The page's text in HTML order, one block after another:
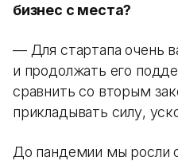
бизнес с места?
— Для стартапа очень
и продолжать его
сравнить со вторым
прикладывать силу,
До пандемии мы росли